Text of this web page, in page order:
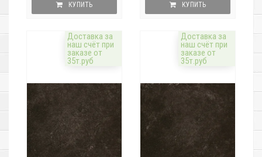
КУПИТЬ КУПИТЬ
Доставка за
наш счёт при
заказе от
35т.руб
Доставка за
наш счёт при
заказе от
35т.руб